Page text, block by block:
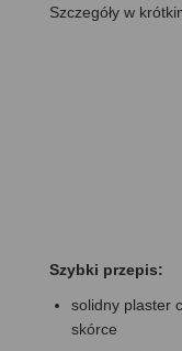
Szczegóły w
Szybki przepis:
solidny plaster
skórce